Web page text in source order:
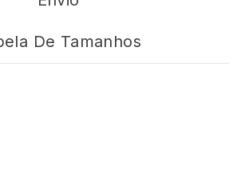
De Tamanhos